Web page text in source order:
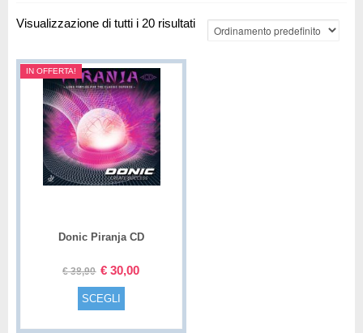
Visualizzazione di tutti i 20 risultati
IN OFFERTA!
Donic Piranja CD
€38,90 € 30,00
SCEGLI